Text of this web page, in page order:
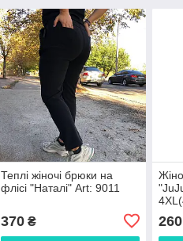
Теплі жіночі брюки на
флісі "Наталі" Art: 9011
370₴ 260